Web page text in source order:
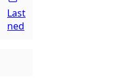
Last
ned